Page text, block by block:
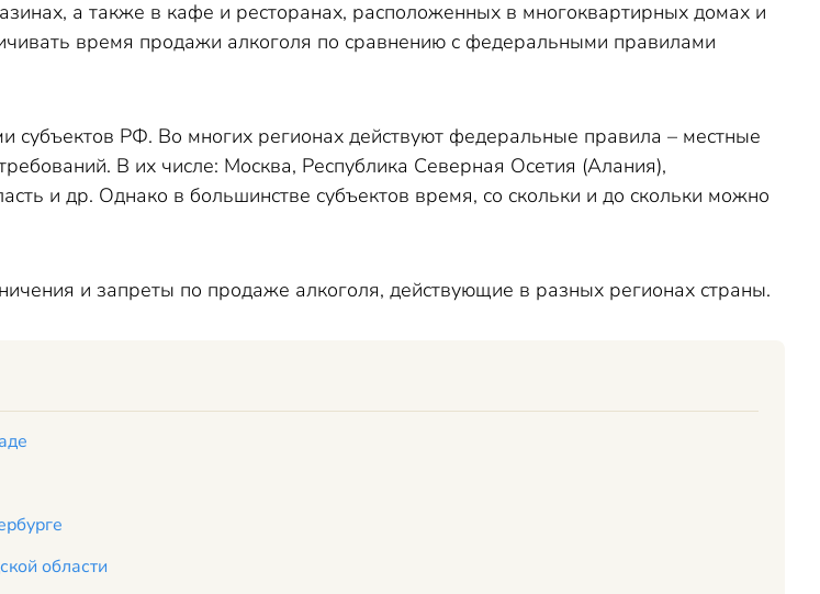
а также в кафе и ресторанах, расположенных в многоквартирных домах и
время продажи алкоголя по сравнению с федеральными правилами
субъектов РФ. Во многих регионах действуют федеральные правила – местные
В их числе: Москва, Республика Северная Осетия (Алания),
и др. Однако в большинстве субъектов время, со скольки и до скольки можно
и запреты по продаже алкоголя, действующие в разных регионах страны.
области